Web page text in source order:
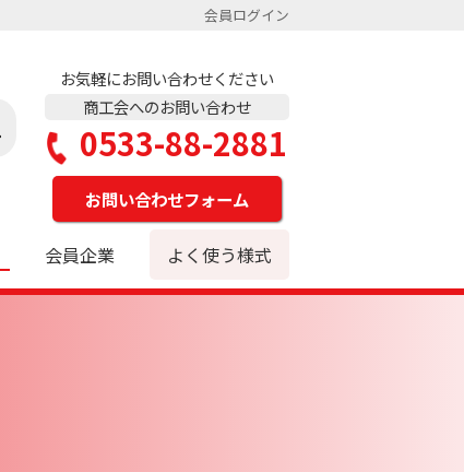
会員ログイン
お気軽にお問い合わせください
商工会へのお問い合わせ
0533-88-2881
お問い合わせフォーム
会員企業 よく使う様式